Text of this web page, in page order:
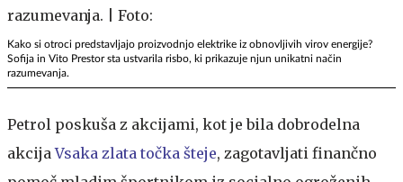
Kako si otroci predstavljajo proizvodnjo elektrike iz obnovljivih virov energije?
Sofija in Vito Prestor sta ustvarila risbo, ki prikazuje njun unikatni način
razumevanja.
Petrol poskuša z akcijami, kot je bila dobrodelna
akcijaVsaka zlata točka šteje, zagotavljati finančno